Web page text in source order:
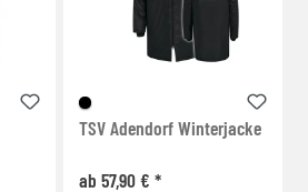
TSV Adendorf Winterjacke
ab 57,90 € *